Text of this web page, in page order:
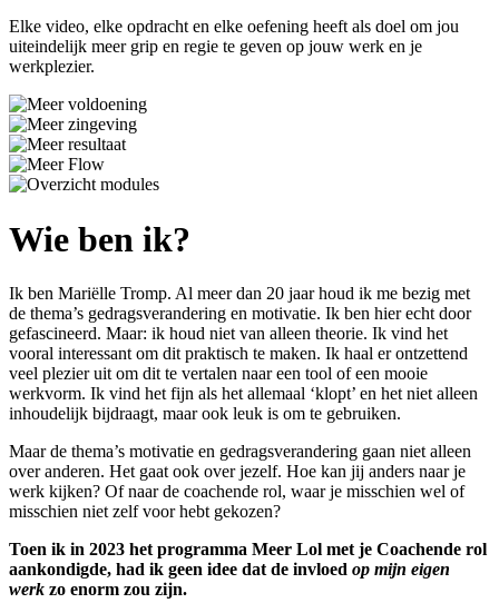
Elke video, elke opdracht en elke oefening heeft als doel om jou
uiteindelijk meer grip en regie te geven op jouw werk en je
werkplezier.
Wie ben ik?
Ik ben Mariëlle Tromp. Al meer dan 20 jaar houd ik me bezig met
de thema’s gedragsverandering en motivatie. Ik ben hier echt door
gefascineerd. Maar: ik houd niet van alleen theorie. Ik vind het
vooral interessant om dit praktisch te maken. Ik haal er ontzettend
veel plezier uit om dit te vertalen naar een tool of een mooie
werkvorm. Ik vind het fijn als het allemaal ‘klopt’ en het niet alleen
inhoudelijk bijdraagt, maar ook leuk is om te gebruiken.
Maar de thema’s motivatie en gedragsverandering gaan niet alleen
over anderen. Het gaat ook over jezelf. Hoe kan jij anders naar je
werk kijken? Of naar de coachende rol, waar je misschien wel of
misschien niet zelf voor hebt gekozen?
Toen ik in 2023 het programma Meer Lol met je Coachende rol
aankondigde, had ik geen idee dat de invloed op mijn eigen
werk zo enorm zou zijn.